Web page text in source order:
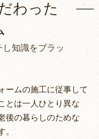
わった
知識をブラッ
ームの施工に従事して
とは一人ひとり異な
後の暮らしのためな